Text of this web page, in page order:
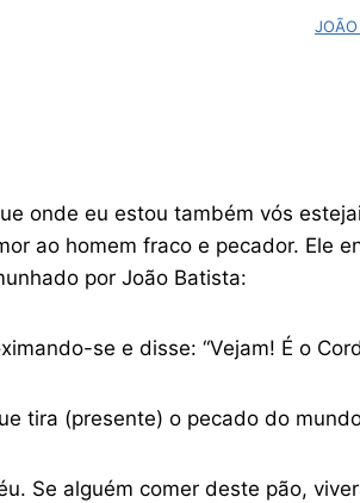
onde eu estou também vós
ao homem fraco e pecador. Ele
por João Batista:
se e disse: “Vejam! É o
tira (presente) o pecado do
Se alguém comer deste pão,